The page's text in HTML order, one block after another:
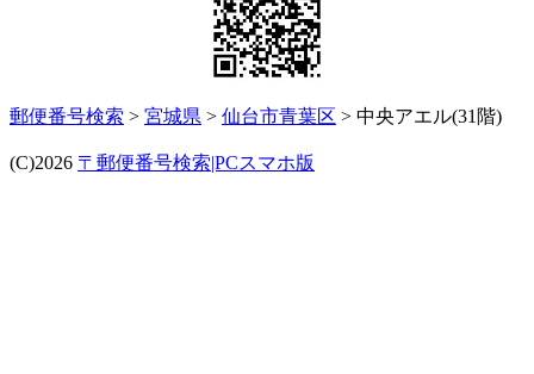
郵便番号検索 > 宮城県 > 仙台市青葉区 > 中央アエル(31階)
(C)2026 〒郵便番号検索|PCスマホ版